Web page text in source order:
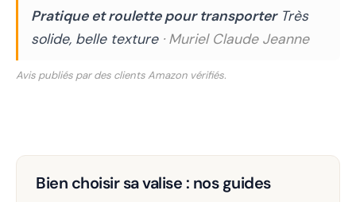
Pratique et roulette pour transporterTrès
solide, belle texture · Muriel Claude Jeanne
Avis publiés par des clients Amazon vérifiés.
Bien choisir sa valise : nos guides